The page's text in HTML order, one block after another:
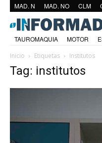
MAD. N MAD. NO CLM
TAUROMAQUIA MOTOR
Inicio
Etiquetas Institutos
Tag: institutos